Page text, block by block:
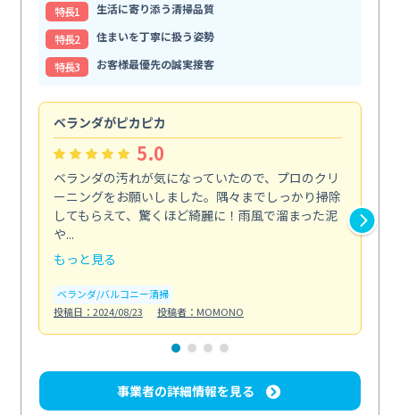
特⻑1
生活に寄り添う清掃品質
特⻑2
住まいを丁寧に扱う姿勢
特⻑3
お客様最優先の誠実接客
ベランダがピカピカ
5.0
ベランダの汚れが気になっていたので、プロのクリ
ーニングをお願いしました。隅々までしっかり掃除
してもらえて、驚くほど綺麗に！雨風で溜まった泥
や...
もっと見る
ベランダ/バルコニー清掃
投稿日：2024/08/23
投稿者：MOMONO
事業者の詳細情報を見る